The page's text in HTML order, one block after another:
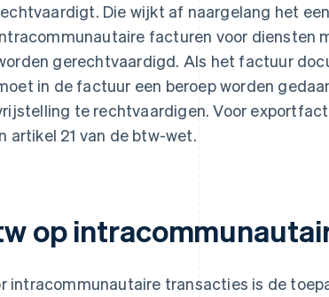
Die wijkt af naargelang het
facturen voor diensten
gerechtvaardigd. Als het factuur
in de factuur een beroep worden
te rechtvaardigen. Voor
artikel 21 van de btw-wet.
op
intracommunautaire transacties is de